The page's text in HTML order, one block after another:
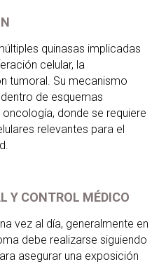
quinasas implicadas
celular, la
tumoral. Su mecanismo
de esquemas
donde se requiere
relevantes para el
Y CONTROL MÉDICO
vez al día, generalmente en
debe realizarse siguiendo
asegurar una exposición